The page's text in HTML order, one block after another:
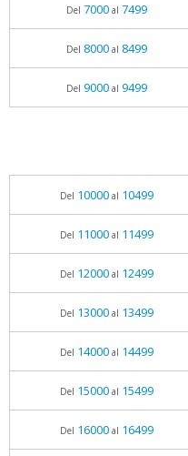
Del 7000al 7499
Del 8000al 8499
Del 9000al 9499
Del 10000al 10499
Del 11000al 11499
Del 12000al 12499
Del 13000al 13499
Del 14000al 14499
Del 15000al 15499
Del 16000al 16499